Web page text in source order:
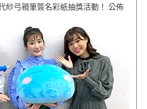
紗弓親筆簽名彩紙抽獎活動！ 公佈